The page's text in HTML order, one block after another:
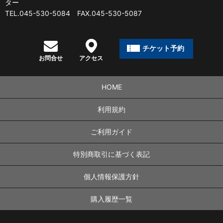
ター
TEL.045-530-5084 FAX.045-530-5087
お問合せ アクセス
チケット予約
HOME
利用規約
ご利用ガイド
特別商取引に基づく表記
個人情報保護方針
購入履歴一覧